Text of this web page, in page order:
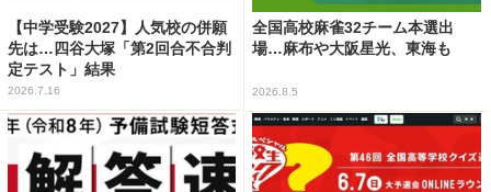
【中学受験2027】人気校の併願
先は…四谷大塚「第2回合不合判
定テスト」結果
2026.7.16
全国高校麻雀32チーム本選出
場…麻布や大阪星光、東海も
2026.8.5